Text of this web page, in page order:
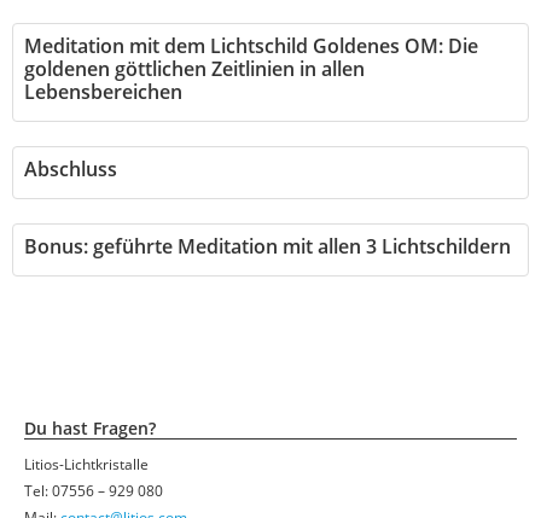
Meditation mit dem Lichtschild Goldenes OM: Die
goldenen göttlichen Zeitlinien in allen
Lebensbereichen
Abschluss
Bonus: geführte Meditation mit allen 3 Lichtschildern
Du hast Fragen?
Litios-Lichtkristalle
Tel: 07556 – 929 080